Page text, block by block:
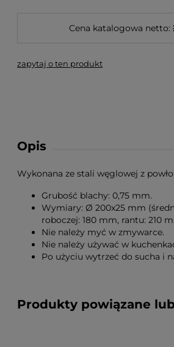
Cena katalogowa netto:
zapytaj o ten produkt
Opis
Wykonana ze stali węglowej z
Grubość blachy: 0,75 mm.
Wymiary: Ø 200x25 mm
roboczej: 180 mm, rantu: 210
Nie należy myć w zmywarce.
Nie należy używać w
Po użyciu wytrzeć do sucha i
Produkty powiązane